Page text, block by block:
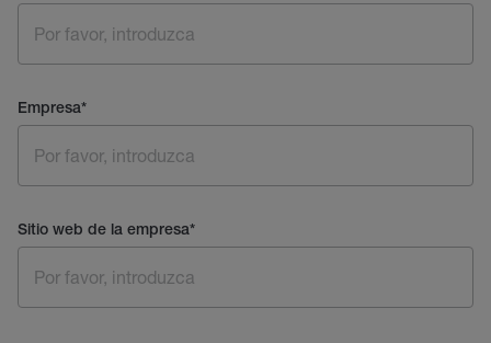
Empresa*
Sitio web de la empresa*